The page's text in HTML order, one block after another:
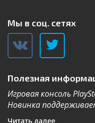
Мы в соц. сетях
Полезная
Игровая консоль
Новинка
Читать далее